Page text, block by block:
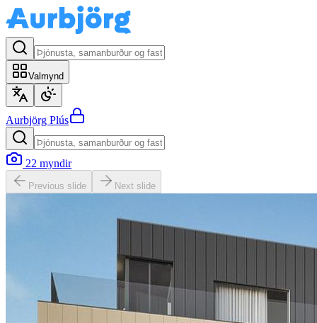
Valmynd
Aurbjörg Plús
22 myndir
Previous slide Next slide